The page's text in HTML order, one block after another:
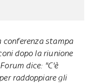
conferenza stampa
dopo la riunione
dice: "C'è
raddoppiare gli